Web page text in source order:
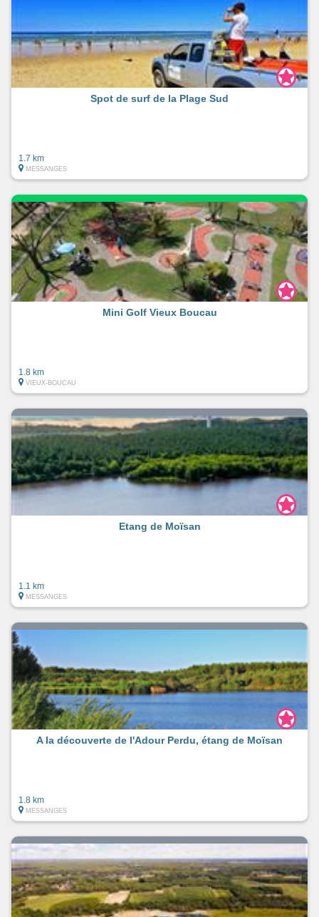
Spot de surf de la Plage Sud
1.7 km
MESSANGES
Mini Golf Vieux Boucau
1.8 km
VIEUX-BOUCAU
Etang de Moïsan
1.1 km
MESSANGES
A la découverte de l'Adour Perdu, étang de Moïsan
1.8 km
MESSANGES